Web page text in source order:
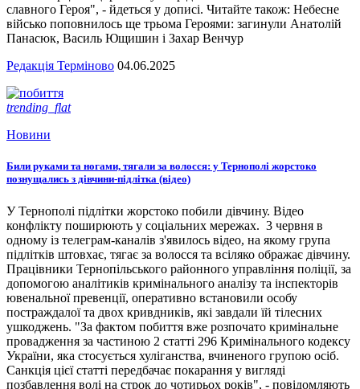
славного Героя", - йдеться у дописі. Читайте також: Небесне
військо поповнилось ще трьома Героями: загинули Анатолій
Панасюк, Василь Ющишин і Захар Венчур
Редакція Терміново 04.06.2025
trending_flat
Новини
Били руками та ногами, тягали за волосся: у Тернополі жорстоко
познущались з дівчини-підлітка (відео)
У Тернополі підлітки жорстоко побили дівчину. Відео
конфлікту поширюють у соціальних мережах. 3 червня в
одному із телеграм-каналів з'явилось відео, на якому група
підлітків штовхає, тягає за волосся та всіляко ображає дівчину.
Працівники Тернопільського районного управління поліції, за
допомогою аналітиків кримінального аналізу та інспекторів
ювенальної превенції, оперативно встановили особу
постраждалої та двох кривдників, які завдали їй тілесних
ушкоджень. "За фактом побиття вже розпочато кримінальне
провадження за частиною 2 статті 296 Кримінального кодексу
України, яка стосується хуліганства, вчиненого групою осіб.
Санкція цієї статті передбачає покарання у вигляді
позбавлення волі на строк до чотирьох років", - повідомляють